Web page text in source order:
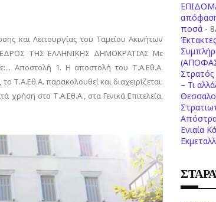
και Λειτουργίας του Ταμείου Ακινήτων
ΤΗΣ ΕΛΛΗΝΙΚΗΣ ΔΗΜΟΚΡΑΤΙΑΣ Με
Αποστολή 1. Η αποστολή του Τ.Α.Εθ.Α.
Τ.Α.Εθ.Α. παρακολουθεί και διαχειρίζεται:
χρήση στο Τ.Α.Εθ.Α., στα Γενικά Επιτελεία,
ποσά -
Στρατός
– Τι
Ενιαία